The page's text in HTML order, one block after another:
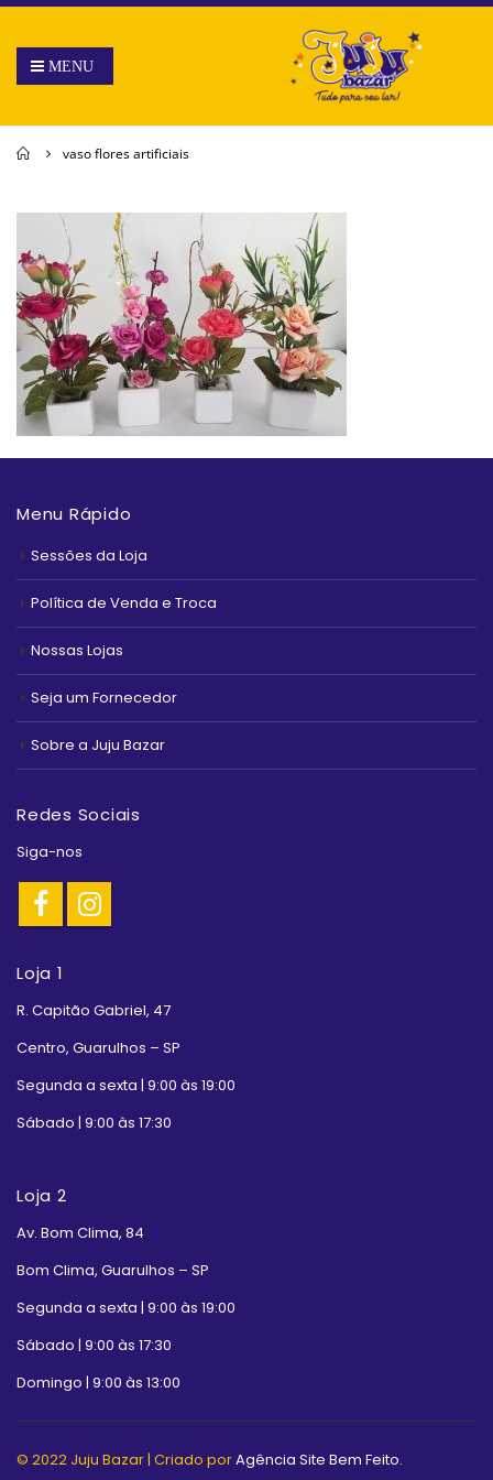
Home
vaso flores artificiais
Menu Rápido
Sessões da Loja
Política de Venda e Troca
Nossas Lojas
Seja um Fornecedor
Sobre a Juju Bazar
Redes Sociais
Siga-nos
Loja 1
R. Capitão Gabriel, 47
Centro, Guarulhos – SP
Segunda a sexta | 9:00 às 19:00
Sábado | 9:00 às 17:30
Loja 2
Av. Bom Clima, 84
Bom Clima, Guarulhos – SP
Segunda a sexta | 9:00 às 19:00
Sábado | 9:00 às 17:30
Domingo | 9:00 às 13:00
© 2022 Juju Bazar | Criado porAgência Site Bem Feito.